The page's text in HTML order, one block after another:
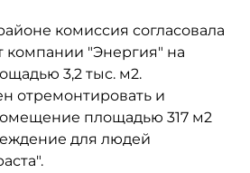
комиссия согласовала
компании "Энергия" на
3,2 тыс. м2.
отремонтировать и
площадью 317 м2
для людей